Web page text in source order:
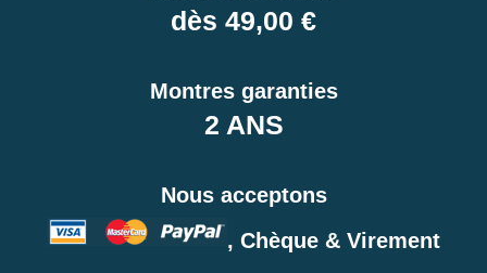
dès 49,00 €
Montres garanties
2 ANS
Nous acceptons
, Chèque & Virement